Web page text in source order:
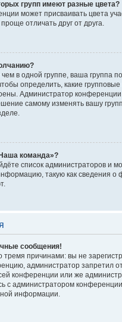
групп имеют разные цвета?
может присваивать цвета
отличать друг от друга.
в одной группе, ваша группа
определить, какие
Администратор
самому изменять вашу
команда»?
список администраторов и
такую как сведения о
сообщения!
тремя причинами: вы не
администратор запретил
конференции или же
с администратором
информации.